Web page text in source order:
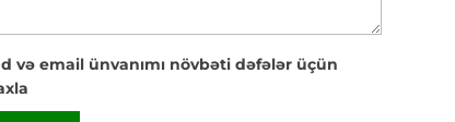
və email ünvanımı növbəti dəfələr üçün